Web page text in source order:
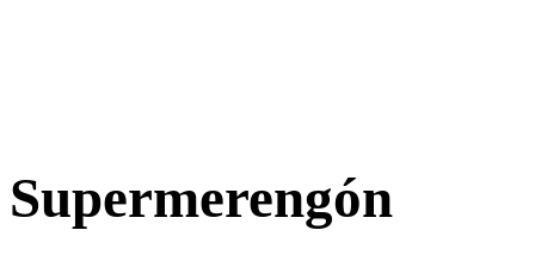
Supermerengón